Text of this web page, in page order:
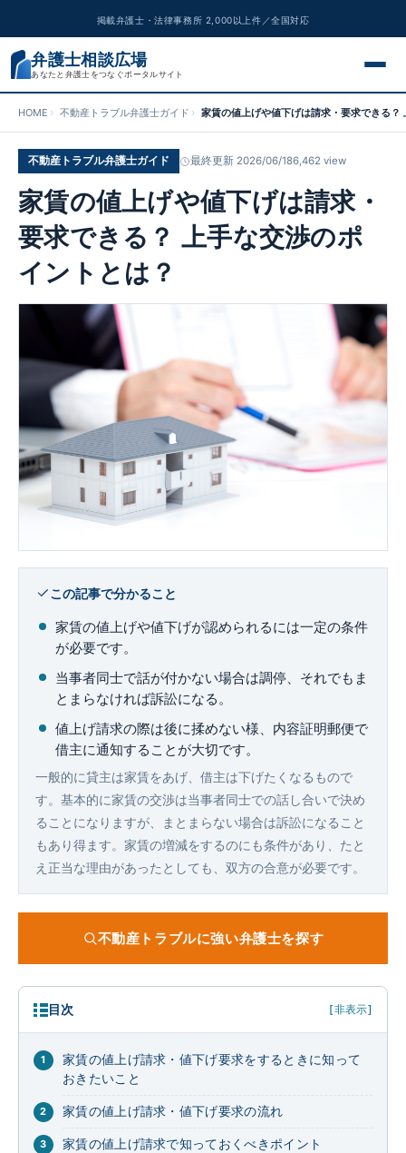
掲載弁護士・法律事務所 2,000以上件／全国対応
弁護士相談広場
あなたと弁護士をつなぐポータルサイト
交通事故
離婚問題
遺産相続
債務整理
刑事事件
労働問題
企業法務
HOME 不動産トラブル弁護士ガイド 家賃の値上げや値下げは請求・要求できる？
不動産トラブル弁護士ガイド 最終更新 2026/06/186,462 view
家賃の値上げや値下げは請求・
要求できる？ 上手な交渉のポ
イントとは？
この記事で分かること
家賃の値上げや値下げが認められるには一定の条件
が必要です。
当事者同士で話が付かない場合は調停、それでもま
とまらなければ訴訟になる。
値上げ請求の際は後に揉めない様、内容証明郵便で
借主に通知することが大切です。
一般的に貸主は家賃をあげ、借主は下げたくなるもので
す。基本的に家賃の交渉は当事者同士での話し合いで決め
ることになりますが、まとまらない場合は訴訟になること
もあり得ます。家賃の増減をするのにも条件があり、たと
え正当な理由があったとしても、双方の合意が必要です。
不動産トラブルに強い弁護士を探す
目次 [非表示]
家賃の値上げ請求・値下げ要求をするときに知って
おきたいこと
家賃の値上げ請求・値下げ要求の流れ
家賃の値上げ請求で知っておくべきポイント